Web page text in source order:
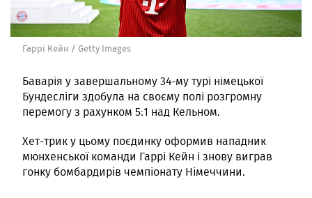
Гаррі Кейн / Getty Images
Баварія у завершальному 34-му турі німецької
Бундесліги здобула на своєму полі розгромну
перемогу з рахунком 5:1 над Кельном.
Хет-трик у цьому поєдинку оформив нападник
мюнхенської команди Гаррі Кейн і знову виграв
гонку бомбардирів чемпіонату Німеччини.